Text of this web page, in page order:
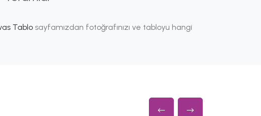
Tablo sayfamızdan fotoğrafınızı ve tabloyu hangi